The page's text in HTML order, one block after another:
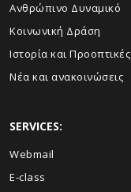
Ανθρώπινο Δυναμικό
Κοινωνική Δράση
Ιστορία και Προοπτικές
Νέα και ανακοινώσεις
SERVICES:
Webmail
E-class